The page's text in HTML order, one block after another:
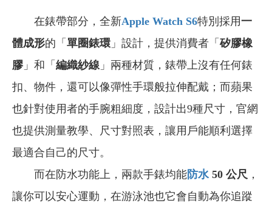
在錶帶部分，全新Apple Watch S6特別採用一
體成形的「 單圈錶環 」設計，提供消費者「矽膠橡
膠」和「 編織紗線」兩種材質，錶帶上沒有任何錶
扣、物件，還可以像彈性手環般拉伸配戴；而蘋果
也針對使用者的手腕粗細度，設計出9種尺寸，官網
也提供測量教學、尺寸對照表，讓用戶能順利選擇
最適合自己的尺寸。
而在防水功能上，兩款手錶均能防水 50 公尺 ，
讓你可以安心運動，在游泳池也它會自動為你追蹤